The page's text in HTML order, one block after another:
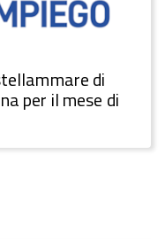
di
per il mese di